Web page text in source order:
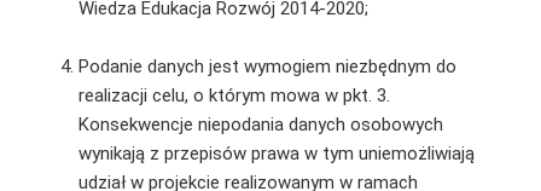
Wiedza Edukacja Rozwój 2014-2020;
Podanie danych jest wymogiem niezbędnym do
realizacji celu, o którym mowa w pkt. 3.
Konsekwencje niepodania danych osobowych
wynikają z przepisów prawa w tym uniemożliwiają
udział w projekcie realizowanym w ramach